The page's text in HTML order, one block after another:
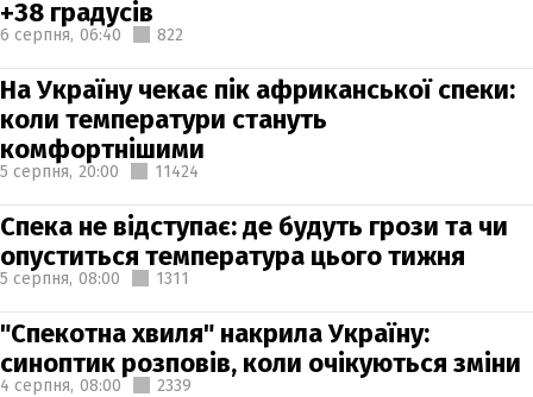
+38 градусів
6 серпня, 06:40 822
На Україну чекає пік африканської спеки:
коли температури стануть
комфортнішими
5 серпня, 20:00 11424
Спека не відступає: де будуть грози та чи
опуститься температура цього тижня
5 серпня, 08:00 1311
"Спекотна хвиля" накрила Україну:
синоптик розповів, коли очікуються зміни
4 серпня, 08:00 2339